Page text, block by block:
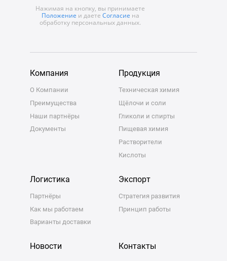
Нажимая на кнопку, вы принимаете
Положение и даете Согласие на
обработку персональных данных.
Компания
О Компании
Преимущества
Наши партнёры
Документы
Продукция
Техническая химия
Щёлочи и соли
Гликоли и спирты
Пищевая химия
Растворители
Кислоты
Логистика
Партнёры
Как мы работаем
Варианты доставки
Экспорт
Стратегия развития
Принцип работы
Новости Контакты